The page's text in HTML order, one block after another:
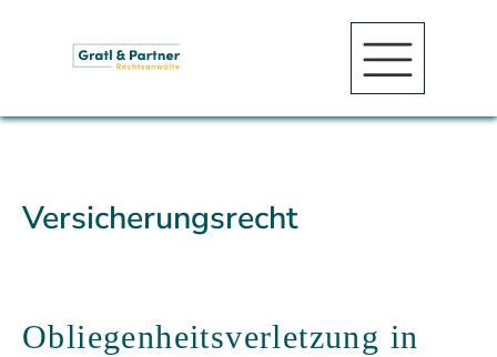
Versicherungsrecht
Obliegenheitsverletzung in